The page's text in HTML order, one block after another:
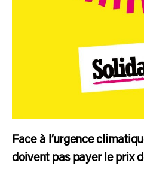
Face à l’urgence
doivent pas payer le prix